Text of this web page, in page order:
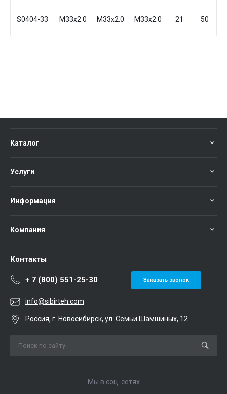
S0404-33 M33x2.0 M33x2.0 M33x2.0 21 50
Каталог
Услуги
Информация
Компания
Контакты
+ 7 (800) 551-25-30 Заказать звонок
info@sibirteh.com
Россия, г. Новосибирск, ул. Семьи Шамшиных, 12
Мы в соц. сетях